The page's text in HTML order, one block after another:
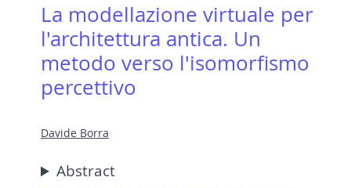
La modellazione virtuale per
l'architettura antica. Un
metodo verso l'isomorfismo
percettivo
Davide Borra
Abstract